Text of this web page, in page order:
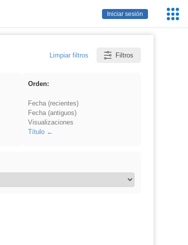
Iniciar sesión
Limpiar filtros Filtros
Orden:
Fecha (recientes)
Fecha (antiguos)
Visualizaciones
Título